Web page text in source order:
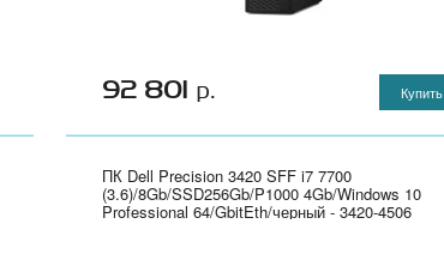
92 801 р. Купить
ПК Dell Precision 3420 SFF i7 7700
(3.6)/8Gb/SSD256Gb/P1000 4Gb/Windows 10
Professional 64/GbitEth/черный - 3420-4506